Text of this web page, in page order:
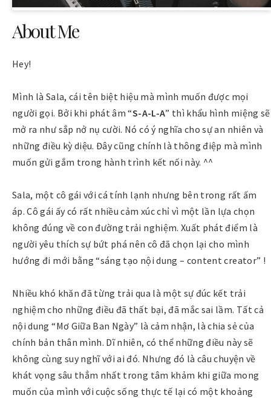
About Me
Hey!
Mình là Sala, cái tên biệt hiệu mà mình muốn được mọi
người gọi. Bởi khi phát âm “S-A-L-A” thì khẩu hình miệng sẽ
mở ra như sắp nở nụ cười. Nó có ý nghĩa cho sự an nhiên và
những điều kỳ diệu. Đây cũng chính là thông điệp mà mình
muốn gửi gắm trong hành trình kết nối này. ^^
Sala, một cô gái với cá tính lạnh nhưng bên trong rất ấm
áp. Cô gái ấy có rất nhiều cảm xúc chỉ vì một lần lựa chọn
không đúng về con đường trải nghiệm. Xuất phát điểm là
người yêu thích sự bứt phá nên cô đã chọn lại cho mình
hướng đi mới bằng “sáng tạo nội dung – content creator” !
Nhiều khó khăn đã từng trải qua là một sự đúc kết trải
nghiệm cho những điều đã thất bại, đã mắc sai lầm. Tất cả
nội dung “Mơ Giữa Ban Ngày” là cảm nhận, là chia sẻ của
chính bản thân mình. Dĩ nhiên, có thể những điều này sẽ
không cùng suy nghĩ với ai đó. Nhưng đó là câu chuyện về
khát vọng sâu thẳm nhất trong tâm khảm khi giữa mong
muốn của mình với cuộc sống thực tế lại có một khoảng